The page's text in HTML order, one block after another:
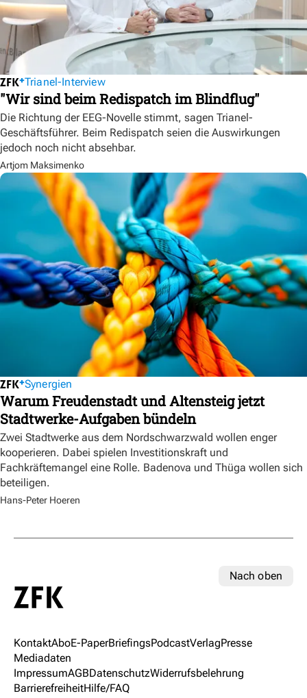
Trianel-Interview
"Wir sind beim Redispatch im Blindflug"
Die Richtung der EEG-Novelle stimmt, sagen Trianel-
Geschäftsführer. Beim Redispatch seien die Auswirkungen
jedoch noch nicht absehbar.
Artjom Maksimenko
Synergien
Warum Freudenstadt und Altensteig jetzt
Stadtwerke-Aufgaben bündeln
Zwei Stadtwerke aus dem Nordschwarzwald wollen enger
kooperieren. Dabei spielen Investitionskraft und
Fachkräftemangel eine Rolle. Badenova und Thüga wollen sich
beteiligen.
Hans-Peter Hoeren
Nach oben
KontaktAboE-PaperBriefingsPodcastVerlagPresse
Mediadaten
ImpressumAGBDatenschutzWiderrufsbelehrung
BarrierefreiheitHilfe/FAQ